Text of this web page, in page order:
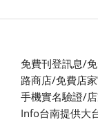
免費刊登訊息/
路商店/免費店
手機實名驗證/
Info台南提供大